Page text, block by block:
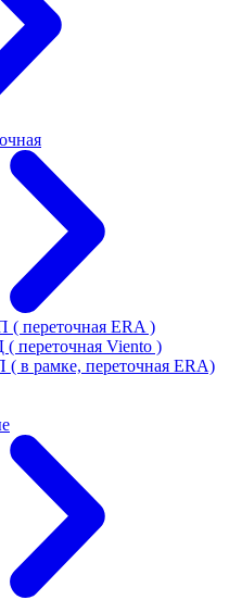
( переточная ERA )
( переточная Viento )
( в рамке, переточная ERA)